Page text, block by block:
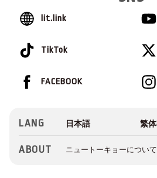
lit.link
TikTok
FACEBOOK
LANG
ABOUT ニュートーキョーについて